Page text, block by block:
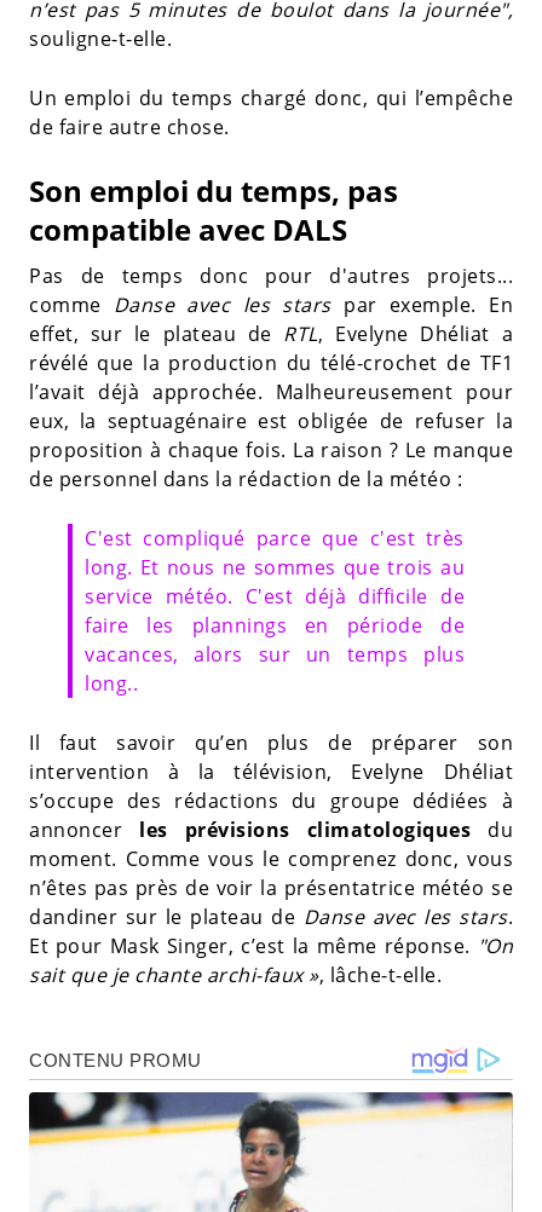
n’est pas 5 minutes de boulot dans la journée",
souligne-t-elle.
Un emploi du temps chargé donc, qui l’empêche
de faire autre chose.
Son emploi du temps, pas
compatible avec DALS
Pas de temps donc pour d'autres projets...
comme Danse avec les starspar exemple. En
effet, sur le plateau de RTL, Evelyne Dhéliat a
révélé que la production du télé-crochet de TF1
l’avait déjà approchée. Malheureusement pour
eux, la septuagénaire est obligée de refuser la
proposition à chaque fois. La raison ? Le manque
de personnel dans la rédaction de la météo :
C'est compliqué parce que c'est très
long. Et nous ne sommes que trois au
service météo. C'est déjà difficile de
faire les plannings en période de
vacances, alors sur un temps plus
long..
Il faut savoir qu’en plus de préparer son
intervention à la télévision, Evelyne Dhéliat
s’occupe des rédactions du groupe dédiées à
annoncer les prévisions climatologiques du
moment. Comme vous le comprenez donc, vous
n’êtes pas près de voir la présentatrice météo se
dandiner sur le plateau de Danse avec les stars.
Et pour Mask Singer, c’est la même réponse. "On
sait que je chante archi-faux », lâche-t-elle.